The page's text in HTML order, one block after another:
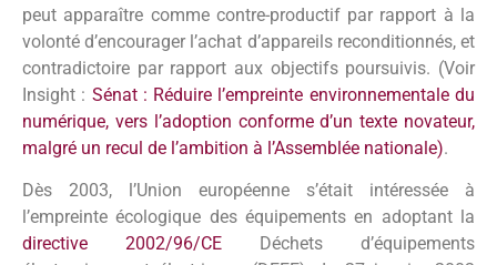
peut apparaître comme contre-productif par rapport à la
volonté d’encourager l’achat d’appareils reconditionnés, et
contradictoire par rapport aux objectifs poursuivis. (Voir
Insight : Sénat : Réduire l’empreinte environnementale du
numérique, vers l’adoption conforme d’un texte novateur,
malgré un recul de l’ambition à l’Assemblée nationale).
Dès 2003, l’Union européenne s’était intéressée à
l’empreinte écologique des équipements en adoptant la
directive 2002/96/CE Déchets d’équipements